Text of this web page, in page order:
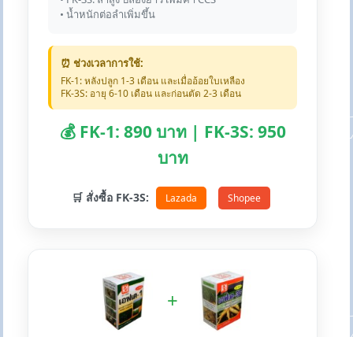
• น้ำหนักต่อลำเพิ่มขึ้น
⏰ ช่วงเวลาการใช้:
FK-1: หลังปลูก 1-3 เดือน และเมื่ออ้อยใบเหลือง
FK-3S: อายุ 6-10 เดือน และก่อนตัด 2-3 เดือน
💰 FK-1: 890 บาท | FK-3S: 950
บาท
🛒 สั่งซื้อ FK-3S: Lazada Shopee
+